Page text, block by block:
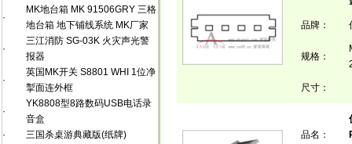
·
MK地台箱 MK 91506GRY 三格
地台箱 地下铺线系统 MK厂家
·
三江消防 SG-03K 火灾声光警
报器
·
英国MK开关 S8801 WHI 1位净
掣面连外框
·
YK8808型8路数码USB电话录
音盒
·
三国杀桌游典藏版(纸牌)
品牌：
规格：
尺寸：
品名：